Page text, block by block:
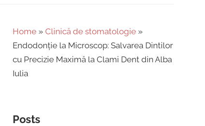
Home » Clinică de stomatologie »
Endodonție la Microscop: Salvarea Dintilor
cu Precizie Maximă la Clami Dent din Alba
Iulia
Posts